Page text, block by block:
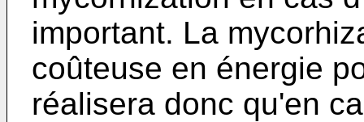
important. La
coûteuse en énergie
réalisera donc qu'en